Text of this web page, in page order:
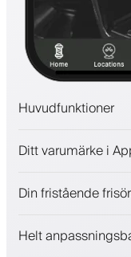
Huvudfunktioner
Betalningar,
Engagera
Ditt varumärke i
Din fristående
Helt